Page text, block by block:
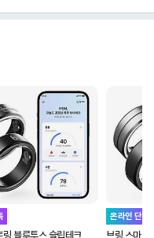
링 블루투스 슬립테크
온라인 단독
브링 스마트